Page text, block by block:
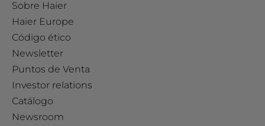
Sobre Haier
Haier Europe
Código ético
Newsletter
Puntos de Venta
Investor relations
Catálogo
Newsroom